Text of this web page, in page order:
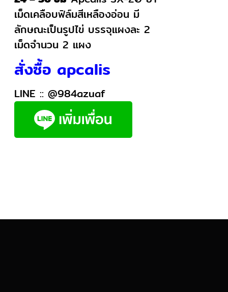
เม็ดเคลือบฟิล์มสีเหลืองอ่อน มี
ลักษณะเป็นรูปไข่ บรรจุแผงละ 2
เม็ดจำนวน 2 แผง
สั่งซื้อ apcalis
LINE ::@984azuaf